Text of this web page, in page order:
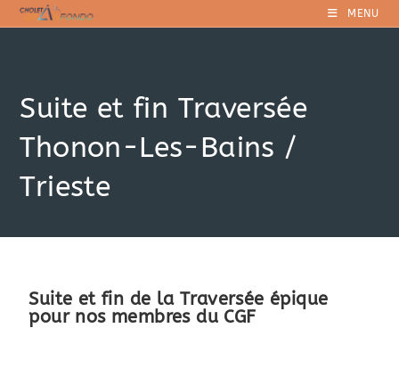
MENU
Suite et fin Traversée
Thonon-Les-Bains /
Trieste
Suite et fin de la Traversée épique
pour nos membres du CGF